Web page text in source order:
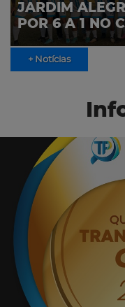
JARDIM
POR 6 A 1 NO
+ Notícias